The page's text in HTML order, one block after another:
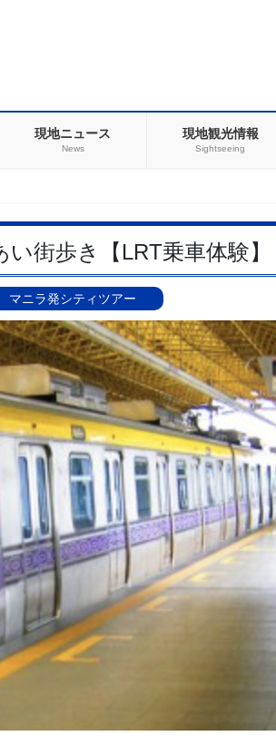
現地ニュース
News
現地観光情報
Sightseeing
街歩き【LRT乗車体験】
マニラ発シティツアー